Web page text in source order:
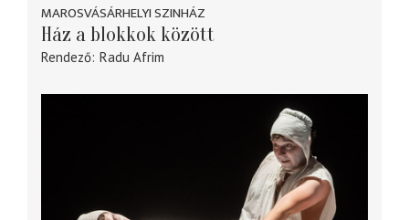
MAROSVÁSÁRHELYI SZINHÁZ
Ház a blokkok között
Rendező Radu Afrim